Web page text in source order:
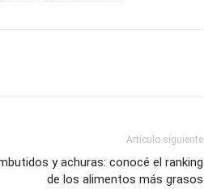
Artículo siguiente
y achuras: conocé el ranking
de los alimentos más grasos